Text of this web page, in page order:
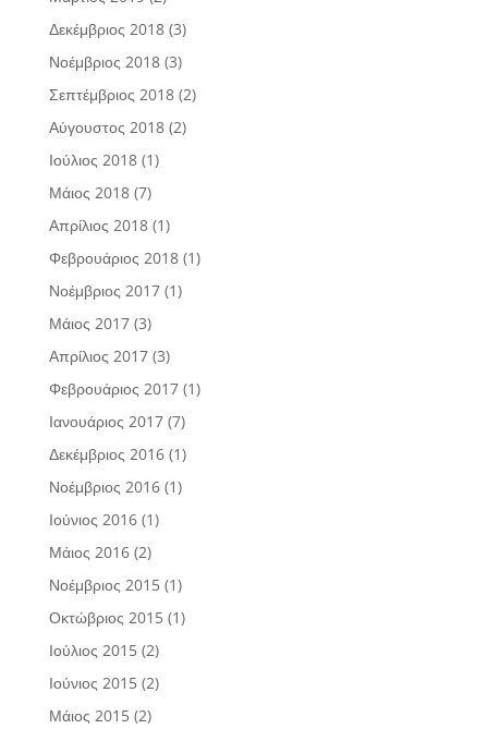
Δεκέμβριος 2018(3)
Νοέμβριος 2018(3)
Σεπτέμβριος 2018(2)
Αύγουστος 2018(2)
Ιούλιος 2018(1)
Μάιος 2018(7)
Απρίλιος 2018(1)
Φεβρουάριος 2018(1)
Νοέμβριος 2017(1)
Μάιος 2017(3)
Απρίλιος 2017(3)
Φεβρουάριος 2017(1)
Ιανουάριος 2017(7)
Δεκέμβριος 2016(1)
Νοέμβριος 2016(1)
Ιούνιος 2016(1)
Μάιος 2016(2)
Νοέμβριος 2015(1)
Οκτώβριος 2015(1)
Ιούλιος 2015(2)
Ιούνιος 2015(2)
Μάιος 2015(2)